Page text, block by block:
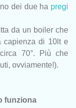
dei due ha pregi
da un boiler che
capienza di 10lt e
70°. Più che
ovviamente!).
funziona